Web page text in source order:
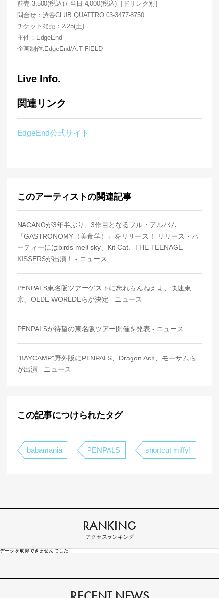
前売 3,500(税込) / 当日 4,000(税込)［ドリンク別］
問合せ：渋谷CLUB QUATTRO 03-3477-8750
チケット発売：2/25(土)
主催：EdgeEnd
企画制作:EdgeEnd/A.T FIELD
Live Info.
関連リンク
EdgeEnd公式サイト
このアーティストの関連記事
NACANOが3年半ぶり、3作目となるフル・アルバム
『GASTRONOMY（美食学）』をリリース！ リリース・パ
ーティーにはbirds melt sky、Kit Cat、THE TEENAGE
KISSERSが出演！ - ニュース
PENPALS東名阪ツアーゲストに忘れらんねえよ、快速東
京、OLDE WORLDEらが決定 - ニュース
PENPALSが待望の東名阪ツアー開催を発表 - ニュース
"BAYCAMP"野外版にPENPALS、Dragon Ash、モーサムら
が出演 - ニュース
この記事につけられたタグ
babamania PENPALS shortcut miffy!
RANKING
アクセスランキング
データを取得できませんでした